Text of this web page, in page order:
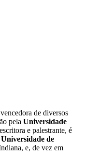
de diversos
pela Universidade
e palestrante, é
Universidade de
e, de vez em